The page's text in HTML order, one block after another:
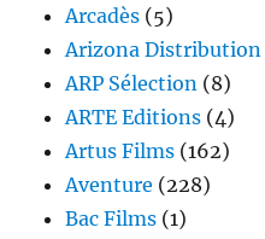
Arcadès (5)
Arizona Distribution
ARP Sélection (8)
ARTE Editions (4)
Artus Films (162)
Aventure (228)
Bac Films (1)